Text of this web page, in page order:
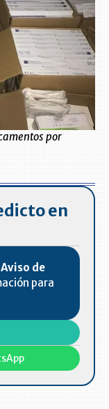
por
en
de
para